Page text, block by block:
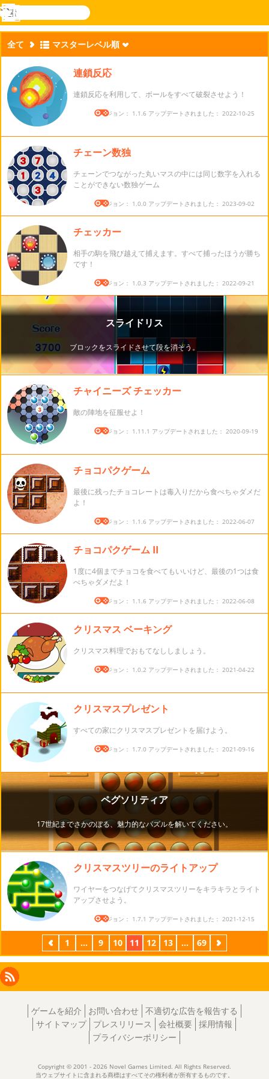
Novel
検
索
ログ
メ
ニ
ー
全て マスターレベル順
連鎖反応
連鎖反応を利用して、ボールをすべて破裂させよう！
バージョン： 1.1.6 アップデートされました： 2022-10-25
チェーン数独
チェーンでつながった丸いマスの中には同じ数字を入れる
ことができない数独ゲーム
バージョン： 1.0.0 アップデートされました： 2023-09-02
チェッカー
相手の駒を飛び越えて捕えます。すべて捕ったほうが勝ち
です！
バージョン： 1.0.3 アップデートされました： 2022-09-21
チャイニーズ チェッカー
敵の陣地を征服せよ！
バージョン： 1.11.1 アップデートされました： 2020-09-19
チョコパクゲーム
最後に残ったチョコレートは毒入りだから食べちゃダメだ
よ！
バージョン： 1.1.6 アップデートされました： 2022-06-07
チョコパクゲーム II
1度に4個までチョコを食べてもいいけど、最後の1つは食
べちゃダメだよ！
バージョン： 1.1.6 アップデートされました： 2022-06-08
クリスマス ベーキング
クリスマス料理でおもてなししましょう。
バージョン： 1.0.2 アップデートされました： 2021-04-22
クリスマスプレゼント
すべての家にクリスマスプレゼントを届けよう。
バージョン： 1.7.0 アップデートされました： 2021-09-16
クリスマスツリーのライトアップ
ワイヤーをつなげてクリスマスツリーをキラキラとライト
アップさせよう。
バージョン： 1.7.1 アップデートされました： 2021-12-15
前 1 ... 9 10 11 12 13 ... 69 次
Facebook
Instagram
X
LinkedIn
RSS
ゲームを紹介 お問い合わせ
不適切な広告を報告する
サイトマップ
プレスリリース 会社概要 採用情報
プライバシーポリシー
Copyright © 2001 - 2026 Novel Games Limited. All Rights Reserved.
当ウェブサイトに含まれる商標はすべてその権利者が所有するものです。